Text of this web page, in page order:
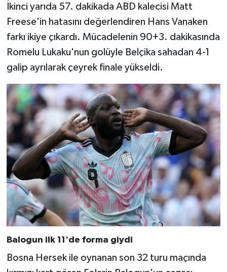
İkinci yarıda 57. dakikada ABD kalecisi Matt
Freese'in hatasını değerlendiren Hans Vanaken
farkı ikiye çıkardı. Mücadelenin 90+3. dakikasında
Romelu Lukaku'nun golüyle Belçika sahadan 4-1
galip ayrılarak çeyrek finale yükseldi.
Balogun ilk 11'de forma giydi
Bosna Hersek ile oynanan son 32 turu maçında